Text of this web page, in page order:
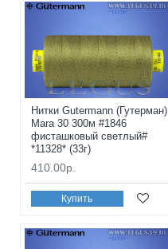
Нитки Gutermann (Гутерман)
Mara 30 300м #1846
фисташковый светлый#
*11328* (33г)
410.00р.
Купить